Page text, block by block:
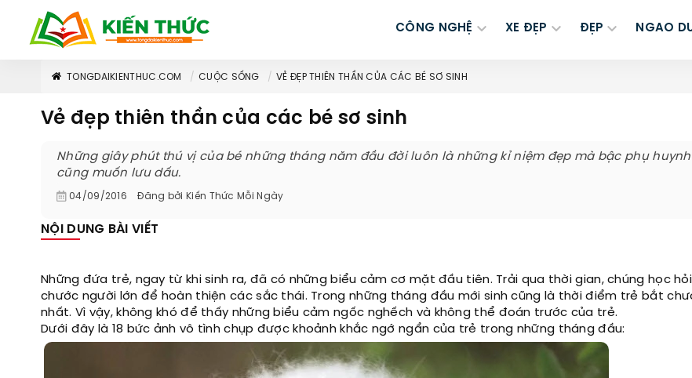
CÔNG NGHỆ XE ĐẸP ĐẸP NGAO
TONGDAIKIENTHUC.COM CUỘC SỐNG VẺ ĐẸP THIÊN THẦN CỦA CÁC BÉ SƠ SINH
Vẻ đẹp thiên thần của các bé sơ sinh
Những giây phút thú vị của bé những tháng năm đầu đời luôn là những kỉ niệm đẹp mà bậc phụ
cũng muốn lưu dấu.
04/09/2016 Đăng bởi Kiến Thức Mỗi Ngày
NỘI DUNG BÀI VIẾT
Những đứa trẻ, ngay từ khi sinh ra, đã có những biểu cảm cơ mặt đầu tiên. Trải qua thời gian, chúng học
chước người lớn để hoàn thiện các sắc thái. Trong những tháng đầu mới sinh cũng là thời điểm trẻ bắt
nhất. Vì vậy, không khó để thấy những biểu cảm ngốc nghếch và không thể đoán trước của trẻ.
Dưới đây là 18 bức ảnh vô tình chụp được khoảnh khắc ngớ ngẩn của trẻ trong những tháng đầu: